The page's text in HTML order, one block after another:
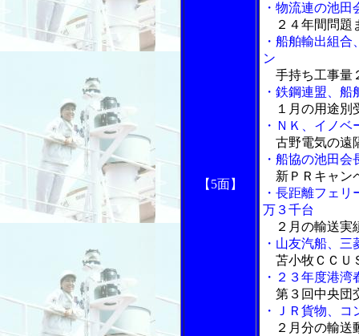
【5面】
・物流連の池
２４年間問題
・船舶輸出組
ン
手持ち工事量
・鉄鋼連盟、
１月の用途別
・ＮＫ、イノ
古野電気の遠
・船協の池田
新ＰＲキャン
・長距離フェ
万３千台
２月の輸送実
・山友汽船、
苫小牧ＣＣＵ
・２３年度港
第３回中央団
・ＪＲ貨物、
２月分の輸送